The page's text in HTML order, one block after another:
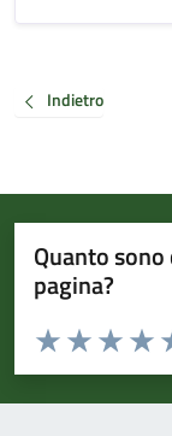
Indietro
Quanto
pagina?
Valuta da 1 a 5
Valuta 3
Valuta 2
Valuta 1 stelle